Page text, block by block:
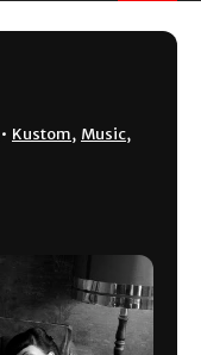
• Kustom, Music,